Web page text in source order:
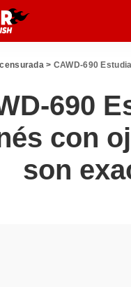
censurada > CAWD-690
690
con
son